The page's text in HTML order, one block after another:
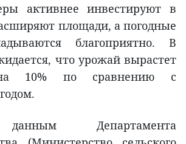
активнее инвестируют в
площади, а погодные
благоприятно. В
что урожай вырастет
10% по сравнению с
Департамента